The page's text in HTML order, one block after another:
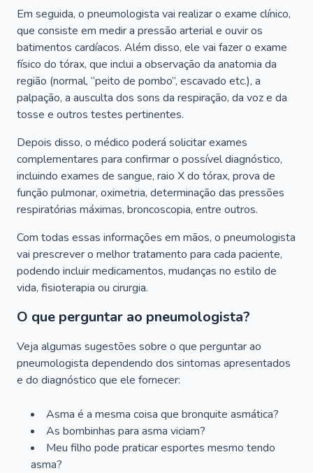
Em seguida, o pneumologista vai realizar o exame clínico,
que consiste em medir a pressão arterial e ouvir os
batimentos cardíacos. Além disso, ele vai fazer o exame
físico do tórax, que inclui a observação da anatomia da
região (normal, “peito de pombo”, escavado etc.), a
palpação, a ausculta dos sons da respiração, da voz e da
tosse e outros testes pertinentes.
Depois disso, o médico poderá solicitar exames
complementares para confirmar o possível diagnóstico,
incluindo exames de sangue, raio X do tórax, prova de
função pulmonar, oximetria, determinação das pressões
respiratórias máximas, broncoscopia, entre outros.
Com todas essas informações em mãos, o pneumologista
vai prescrever o melhor tratamento para cada paciente,
podendo incluir medicamentos, mudanças no estilo de
vida, fisioterapia ou cirurgia.
O que perguntar ao pneumologista?
Veja algumas sugestões sobre o que perguntar ao
pneumologista dependendo dos sintomas apresentados
e do diagnóstico que ele fornecer:
Asma é a mesma coisa que bronquite asmática?
As bombinhas para asma viciam?
Meu filho pode praticar esportes mesmo tendo
asma?